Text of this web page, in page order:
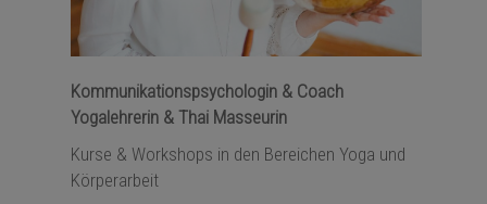
Kommunikationspsychologin & Coach
Yogalehrerin & Thai Masseurin
Kurse & Workshops in den Bereichen Yoga und
Körperarbeit